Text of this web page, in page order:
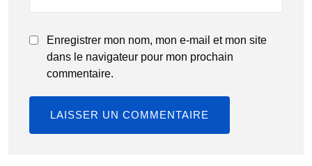
Enregistrer mon nom, mon e-mail et mon site
dans le navigateur pour mon prochain
commentaire.